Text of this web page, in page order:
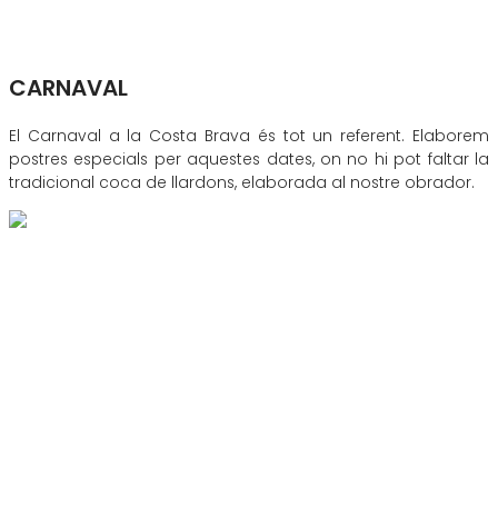
CARNAVAL
El Carnaval a la Costa Brava és tot un referent. Elaborem
postres especials per aquestes dates, on no hi pot faltar la
tradicional coca de llardons, elaborada al nostre obrador.